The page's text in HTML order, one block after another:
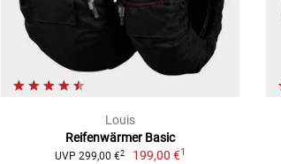
Louis
Reifenwärmer Basic
UVP 299,00 €2 199,00 €1